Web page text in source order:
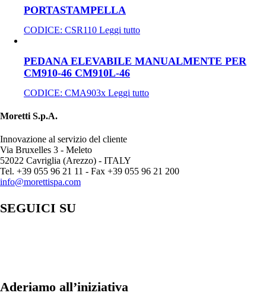
PORTASTAMPELLA
CODICE: CSR110 Leggi tutto
PEDANA ELEVABILE MANUALMENTE PER
CM910-46 CM910L-46
CODICE: CMA903x Leggi tutto
Moretti S.p.A.
Innovazione al servizio del cliente
Via Bruxelles 3 - Meleto
52022 Cavriglia (Arezzo) - ITALY
Tel. +39 055 96 21 11 - Fax +39 055 96 21 200
info@morettispa.com
SEGUICI SU
Aderiamo all’iniziativa